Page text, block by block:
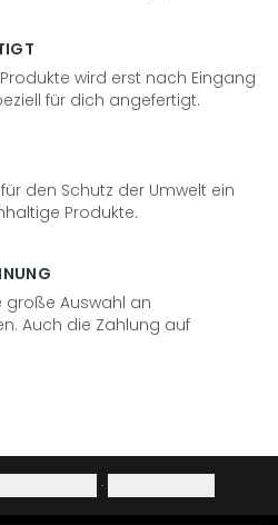
wird erst nach Eingang
für dich angefertigt.
den Schutz der Umwelt ein
Produkte.
große Auswahl an
Auch die Zahlung auf
·